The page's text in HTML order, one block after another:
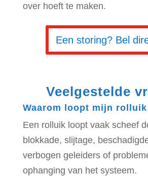
over hoeft te maken.
Een storing? Bel
Veelgestelde
Waarom loopt mijn
Een rolluik loopt vaak scheef
blokkade, slijtage,
verbogen geleiders of
ophanging van het systeem.